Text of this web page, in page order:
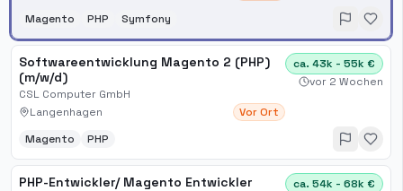
Magento PHP Symfony
Softwareentwicklung Magento 2 (PHP)
(m/w/d)
CSL Computer GmbH
Langenhagen
Vor Ort
ca. 43k - 55k €
vor 2 Wochen
Magento PHP
PHP-Entwickler/ Magento Entwickler
ca. 54k - 68k €